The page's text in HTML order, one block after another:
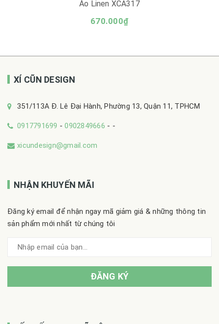
Áo Linen XCA317
670.000₫
XÍ CŨN DESIGN
351/113A Đ. Lê Đại Hành, Phường 13, Quận 11, TPHCM
0917791699 -0902849666 - -
xicundesign@gmail.com
NHẬN KHUYẾN MÃI
Đăng ký email để nhận ngay mã giảm giá & những thông tin
sản phẩm mới nhất từ chúng tôi
ĐĂNG KÝ